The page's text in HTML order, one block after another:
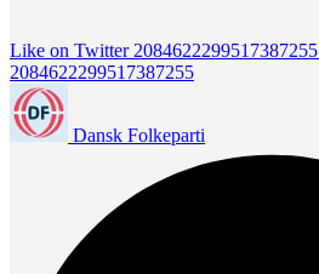
Like on Twitter 2084622299517387255
2084622299517387255
Dansk Folkeparti